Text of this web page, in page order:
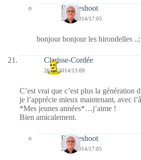
Bernieshoot
27/11/2014/17:05
bonjour bonjour les hirondelles ..;
Clarisse-Cordée
26/11/2014/13:09
C’est vrai que c’est plus la génération
je l’apprécie mieux maintenant, avec
*Mes jeunes années*…j’aime !
Bien amicalement.
Bernieshoot
27/11/2014/17:05